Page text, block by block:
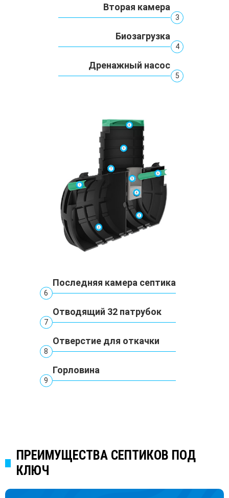
Вторая камера
3
Биозагрузка
4
Дренажный насос
5
Последняя камера септика
6
Отводящий 32 патрубок
7
Отверстие для откачки
8
Горловина
9
ПРЕИМУЩЕСТВА СЕПТИКОВ ПОД
КЛЮЧ